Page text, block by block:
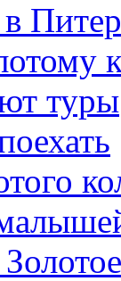
Питер
туры